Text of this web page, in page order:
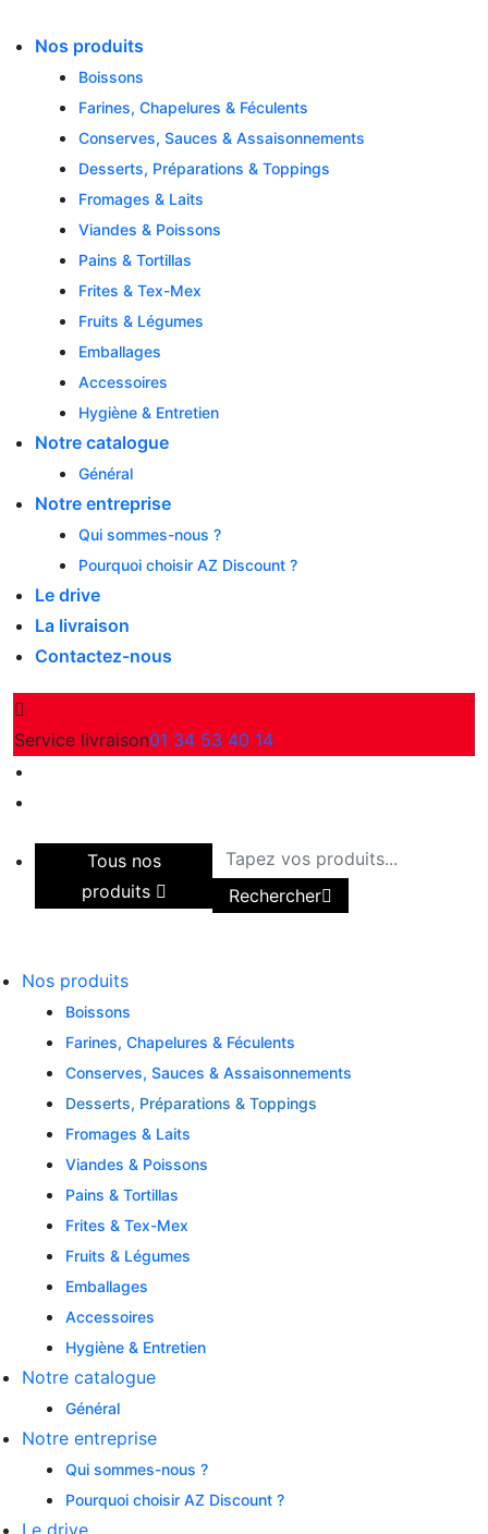
content
Nos produits
Boissons
Farines, Chapelures & Féculents
Conserves, Sauces & Assaisonnements
Desserts, Préparations & Toppings
Fromages & Laits
Viandes & Poissons
Pains & Tortillas
Frites & Tex-Mex
Fruits & Légumes
Emballages
Accessoires
Hygiène & Entretien
Notre catalogue
Général
Notre entreprise
Qui sommes-nous ?
Pourquoi choisir AZ Discount ?
Le drive
La livraison
Contactez-nous
Service livraison01 34 53 40 14
Tous nos
produits
Rechercher
Nos produits
Boissons
Farines, Chapelures & Féculents
Conserves, Sauces & Assaisonnements
Desserts, Préparations & Toppings
Fromages & Laits
Viandes & Poissons
Pains & Tortillas
Frites & Tex-Mex
Fruits & Légumes
Emballages
Accessoires
Hygiène & Entretien
Notre catalogue
Général
Notre entreprise
Qui sommes-nous ?
Pourquoi choisir AZ Discount ?
Le drive